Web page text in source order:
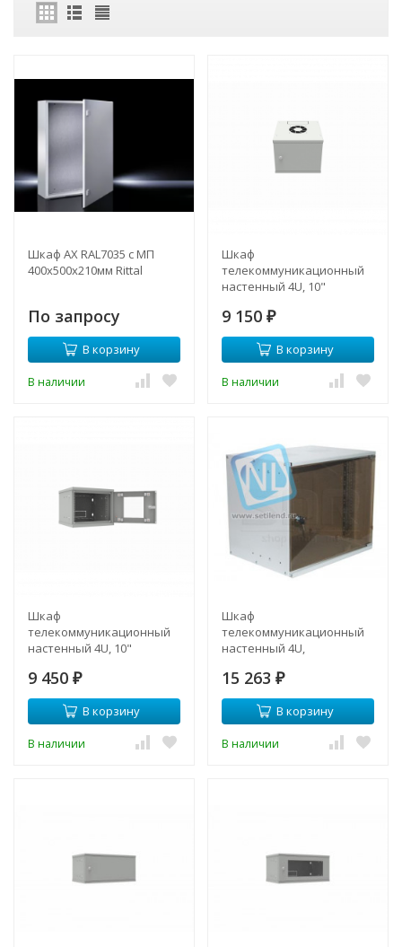
Шкаф AX RAL7035 с МП
400х500х210мм Rittal
По запросу
В корзину
В наличии
Шкаф
телекоммуникационный
настенный 4U, 10"
(металлическая дверь)
9 150 ₽
В корзину
В наличии
Шкаф
телекоммуникационный
настенный 4U, 10"
(стеклянная дверь)
9 450 ₽
В корзину
В наличии
Шкаф
телекоммуникационный
настенный 4U,
15 263 ₽
В корзину
В наличии